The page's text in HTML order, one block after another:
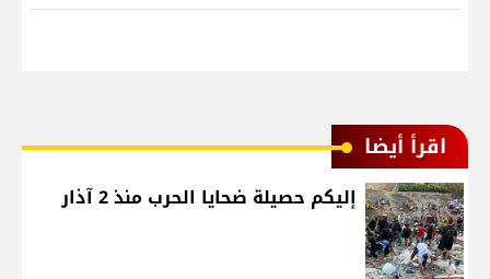
اقرأ أيضا
إليكم حصيلة ضحايا الحرب منذ 2 آذار